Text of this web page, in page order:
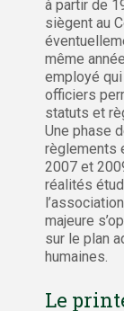
à partir de
siègent au
même
employé qui
officiers
statuts et
Une phase
règlements
2007 et
réalités
majeure
sur le plan
humaines.
Le